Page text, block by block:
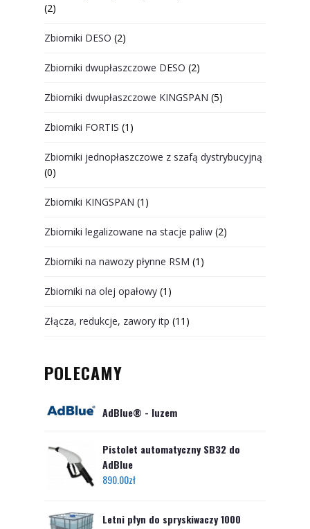
(2)
Zbiorniki DESO (2)
Zbiorniki dwupłaszczowe DESO (2)
Zbiorniki dwupłaszczowe KINGSPAN (5)
Zbiorniki FORTIS (1)
Zbiorniki jednopłaszczowe z szafą dystrybucyjną
(0)
Zbiorniki KINGSPAN (1)
Zbiorniki legalizowane na stacje paliw (2)
Zbiorniki na nawozy płynne RSM (1)
Zbiorniki na olej opałowy (1)
Złącza, redukcje, zawory itp (11)
POLECAMY
AdBlue® - luzem
Pistolet automatyczny SB32 do
AdBlue
890.00zł
Letni płyn do spryskiwaczy 1000